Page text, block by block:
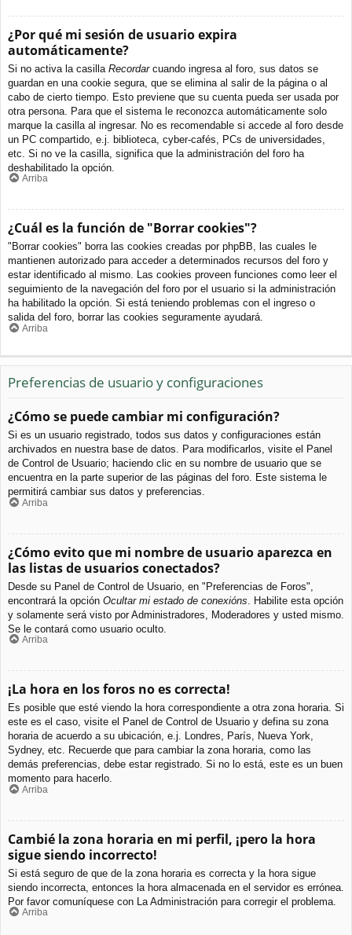
¿Por qué mi sesión de usuario expira
automáticamente?
Si no activa la casilla Recordarcuando ingresa al foro, sus datos se
guardan en una cookie segura, que se elimina al salir de la página o al
cabo de cierto tiempo. Esto previene que su cuenta pueda ser usada por
otra persona. Para que el sistema le reconozca automáticamente solo
marque la casilla al ingresar. No es recomendable si accede al foro desde
un PC compartido, e.j. biblioteca, cyber-cafés, PCs de universidades,
etc. Si no ve la casilla, significa que la administración del foro ha
deshabilitado la opción.
Arriba
¿Cuál es la función de "Borrar cookies"?
"Borrar cookies" borra las cookies creadas por phpBB, las cuales le
mantienen autorizado para acceder a determinados recursos del foro y
estar identificado al mismo. Las cookies proveen funciones como leer el
seguimiento de la navegación del foro por el usuario si la administración
ha habilitado la opción. Si está teniendo problemas con el ingreso o
salida del foro, borrar las cookies seguramente ayudará.
Arriba
Preferencias de usuario y configuraciones
¿Cómo se puede cambiar mi configuración?
Si es un usuario registrado, todos sus datos y configuraciones están
archivados en nuestra base de datos. Para modificarlos, visite el Panel
de Control de Usuario; haciendo clic en su nombre de usuario que se
encuentra en la parte superior de las páginas del foro. Este sistema le
permitirá cambiar sus datos y preferencias.
Arriba
¿Cómo evito que mi nombre de usuario aparezca en
las listas de usuarios conectados?
Desde su Panel de Control de Usuario, en "Preferencias de Foros",
encontrará la opción Ocultar mi estado de conexións . Habilite esta opción
y solamente será visto por Administradores, Moderadores y usted mismo.
Se le contará como usuario oculto.
Arriba
¡La hora en los foros no es correcta!
Es posible que esté viendo la hora correspondiente a otra zona horaria. Si
este es el caso, visite el Panel de Control de Usuario y defina su zona
horaria de acuerdo a su ubicación, e.j. Londres, París, Nueva York,
Sydney, etc. Recuerde que para cambiar la zona horaria, como las
demás preferencias, debe estar registrado. Si no lo está, este es un buen
momento para hacerlo.
Arriba
Cambié la zona horaria en mi perfil, ¡pero la hora
sigue siendo incorrecto!
Si está seguro de que de la zona horaria es correcta y la hora sigue
siendo incorrecta, entonces la hora almacenada en el servidor es errónea.
Por favor comuníquese con La Administración para corregir el problema.
Arriba